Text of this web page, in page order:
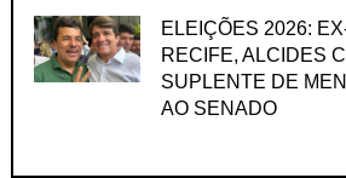
ELEIÇÕES 2026:
RECIFE, ALCIDES
SUPLENTE DE
AO SENADO